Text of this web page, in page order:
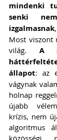
mindenki
senki
izgalmasnak
Most viszont
világ. A
állapot: az
vágynak
holnap
újabb
krízis, nem
algoritmus